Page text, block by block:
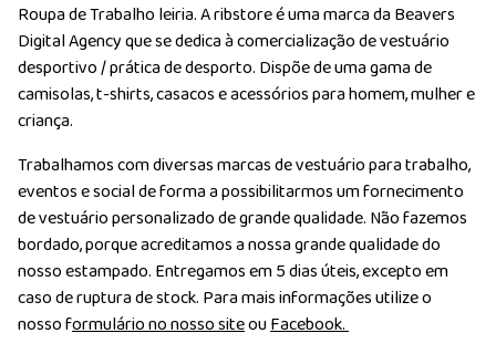
Roupa de Trabalho leiria. A ribstore é uma marca da Beavers
Digital Agency que se dedica à comercialização de vestuário
desportivo / prática de desporto. Dispõe de uma gama de
camisolas, t-shirts, casacos e acessórios para homem, mulher e
criança.
Trabalhamos com diversas marcas de vestuário para trabalho,
eventos e social de forma a possibilitarmos um fornecimento
de vestuário personalizado de grande qualidade. Não fazemos
bordado, porque acreditamos a nossa grande qualidade do
nosso estampado. Entregamos em 5 dias úteis, excepto em
caso de ruptura de stock. Para mais informações utilize o
nosso formulário no nosso siteouFacebook.